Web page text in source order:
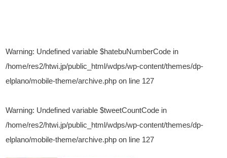
Warning: Undefined variable $hatebuNumberCode in
/home/res2/htwi.jp/public_html/wdps/wp-content/themes/dp-
elplano/mobile-theme/archive.php on line 127
Warning: Undefined variable $tweetCountCode in
/home/res2/htwi.jp/public_html/wdps/wp-content/themes/dp-
elplano/mobile-theme/archive.php on line 127